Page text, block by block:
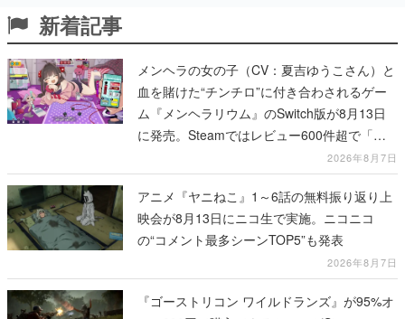
ム『メンヘラリウム』のSwitch版が8月13日
に発売。Steamではレビュー600件超で「非
常に好評」
2026年8月7日
アニメ『ヤニねこ』1～6話の無料振り返り上
映会が8月13日にニコ生で実施。ニコニコ
の“コメント最多シーンTOP5”も発表
2026年8月7日
『ゴーストリコン ワイルドランズ』が95%オ
フの330円で購入できるセールがSteam・
Ubisoft Storeで開催中。無料の大型アップデ
ート「ラストライツ」が配信され、期間限定